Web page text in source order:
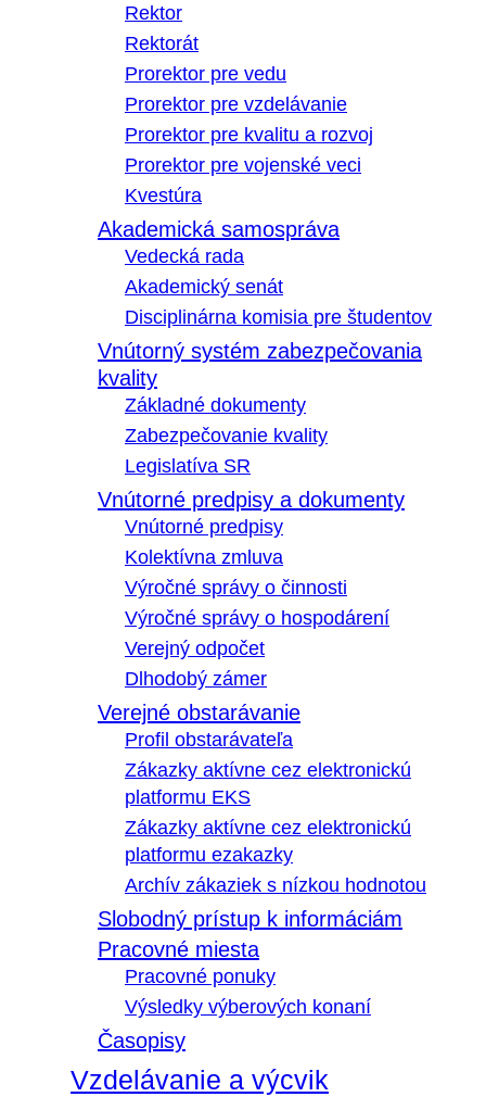
Rektor
Rektorát
Prorektor pre vedu
Prorektor pre vzdelávanie
Prorektor pre kvalitu a rozvoj
Prorektor pre vojenské veci
Kvestúra
Akademická samospráva
Vedecká rada
Akademický senát
Disciplinárna komisia pre študentov
Vnútorný systém zabezpečovania
kvality
Základné dokumenty
Zabezpečovanie kvality
Legislatíva SR
Vnútorné predpisy a dokumenty
Vnútorné predpisy
Kolektívna zmluva
Výročné správy o činnosti
Výročné správy o hospodárení
Verejný odpočet
Dlhodobý zámer
Verejné obstarávanie
Profil obstarávateľa
Zákazky aktívne cez elektronickú
platformu EKS
Zákazky aktívne cez elektronickú
platformu ezakazky
Archív zákaziek s nízkou hodnotou
Slobodný prístup k informáciám
Pracovné miesta
Pracovné ponuky
Výsledky výberových konaní
Časopisy
Vzdelávanie a výcvik